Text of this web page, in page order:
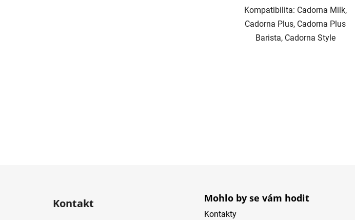
Kompatibilita: Cadorna Milk,
Cadorna Plus, Cadorna Plus
Barista, Cadorna Style
Kontakt Mohlo by se vám hodit
Kontakty